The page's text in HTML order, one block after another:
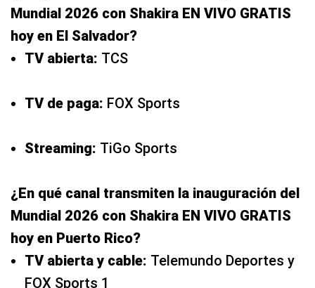
Mundial 2026 con Shakira EN VIVO GRATIS
hoy en El Salvador?
TV abierta: TCS
TV de paga: FOX Sports
Streaming: TiGo Sports
¿En qué canal transmiten la inauguración del
Mundial 2026 con Shakira EN VIVO GRATIS
hoy en Puerto Rico?
TV abierta y cable: Telemundo Deportes y
FOX Sports 1